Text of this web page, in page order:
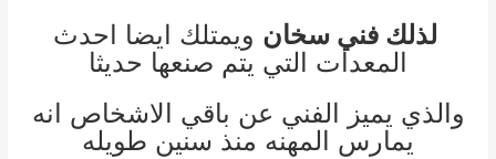
لذلك فني سخان ويمتلك ايضا احدث
المعدات التي يتم صنعها حديثا
والذي يميز الفني عن باقي الاشخاص انه
يمارس المهنه منذ سنين طويله